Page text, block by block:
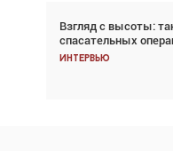
Взгляд с высоты:
спасательных
Интервью
Частный самолёт –
покупке
Интервью